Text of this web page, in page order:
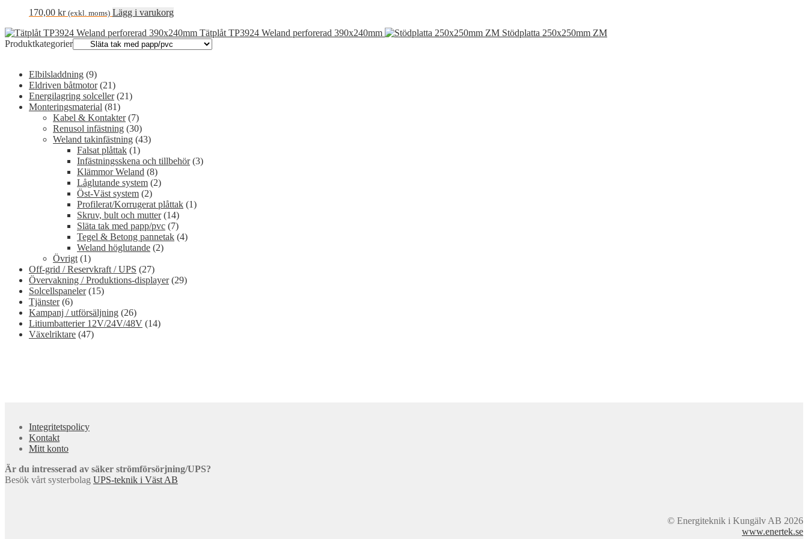
170,00 kr (exkl. moms) Lägg i varukorg
Tätplåt TP3924 Weland perforerad 390x240mm
Stödplatta 250x250mm ZM
Produktkategorier
Elbilsladdning (9)
Eldriven båtmotor (21)
Energilagring solceller (21)
Monteringsmaterial (81)
Kabel & Kontakter (7)
Renusol infästning (30)
Weland takinfästning (43)
Falsat plåttak (1)
Infästningsskena och tillbehör (3)
Klämmor Weland (8)
Låglutande system (2)
Öst-Väst system (2)
Profilerat/Korrugerat plåttak (1)
Skruv, bult och mutter (14)
Släta tak med papp/pvc (7)
Tegel & Betong pannetak (4)
Weland höglutande (2)
Övrigt (1)
Off-grid / Reservkraft / UPS (27)
Övervakning / Produktions-displayer (29)
Solcellspaneler (15)
Tjänster (6)
Kampanj / utförsäljning (26)
Litiumbatterier 12V/24V/48V (14)
Växelriktare (47)
Integritetspolicy
Kontakt
Mitt konto
Är du intresserad av säker strömförsörjning/UPS?
Besök vårt systerbolag UPS-teknik i Väst AB
© Energiteknik i Kungälv AB 2026
www.enertek.se